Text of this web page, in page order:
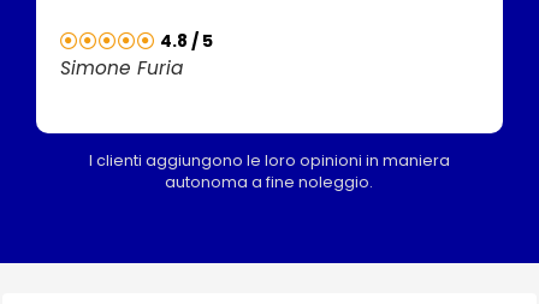
4.8 / 5
Simone Furia
I clienti aggiungono le loro opinioni in maniera
autonoma a fine noleggio.